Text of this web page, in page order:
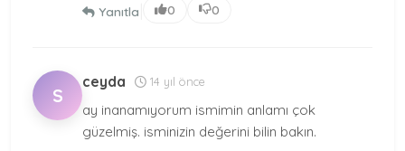
Yanıtla 0 0
S
ceyda 14 yıl önce
ay inanamıyorum ismimin anlamı çok
güzelmiş. isminizin değerini bilin bakın.